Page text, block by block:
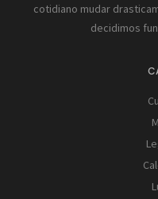
cotidiano mudar
decidimos